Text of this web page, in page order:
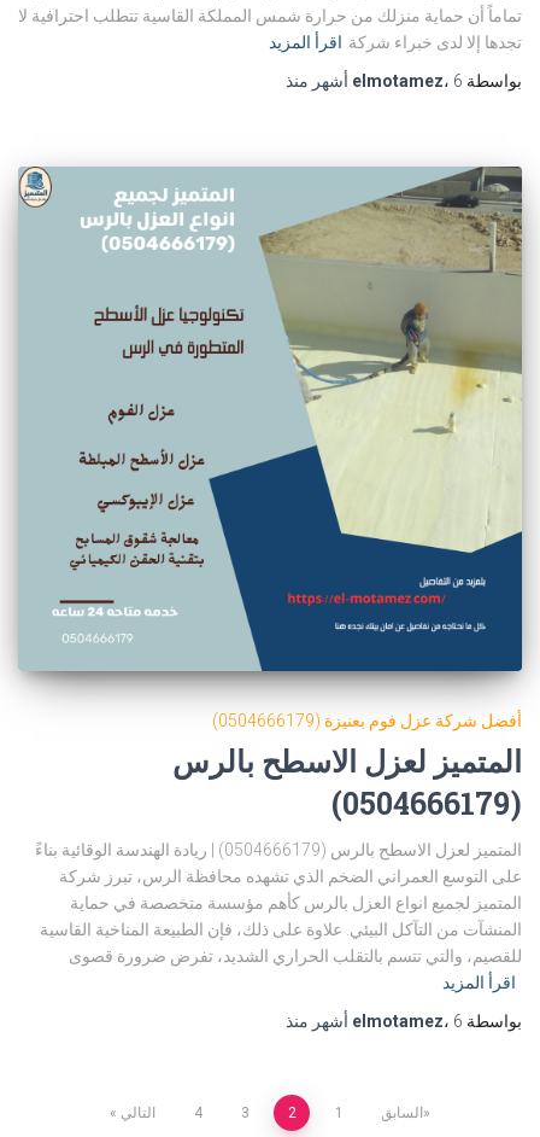
تماماً أن حماية منزلك من حرارة شمس المملكة القاسية تتطلب احترافية لا
تجدها إلا لدى خبراء شركة اقرأ المزيد
بواسطة
elmotamez، 6 أشهر منذ
أفضل شركة عزل فوم بعنيزة (0504666179)
المتميز لعزل الاسطح بالرس
(0504666179)
المتميز لعزل الاسطح بالرس (0504666179) | ريادة الهندسة الوقائية بناءً
على التوسع العمراني الضخم الذي تشهده محافظة الرس، تبرز شركة
المتميز لجميع انواع العزل بالرس كأهم مؤسسة متخصصة في حماية
المنشآت من التآكل البيئي. علاوة على ذلك، فإن الطبيعة المناخية القاسية
للقصيم، والتي تتسم بالتقلب الحراري الشديد، تفرض ضرورة قصوى
اقرأ المزيد
بواسطة
elmotamez، 6 أشهر منذ
السابق 1
2
3
4 التالي